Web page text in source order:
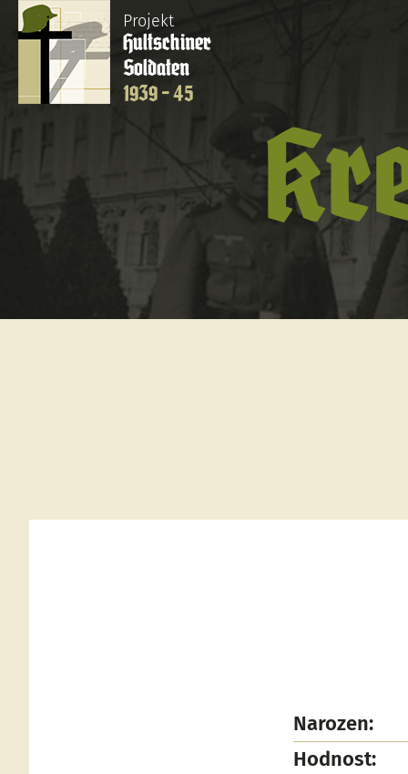
Projekt
Hultschiner
Soldaten
1939 - 45
Narozen:
Hodnost: